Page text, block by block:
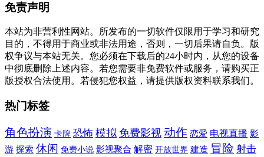
免责声明
本站为非营利性网站。所发布的一切软件仅限用于学习和研究
目的，不得用于商业或非法用途，否则，一切后果请自负。版
权争议与本站无关。您必须在下载后的24小时内，从您的设备
中彻底删除上述内容。若您需要非免费软件或服务，请购买正
版授权合法使用。若侵犯您权益，请提供版权资料联系我们。
热门标签
角色扮演 卡牌 恐怖 模拟 免费影视 动作 恋爱 电视直播 影
游 探索 休闲 免费小说 影视聚合 解密 开放世界 建造 冒险 射击